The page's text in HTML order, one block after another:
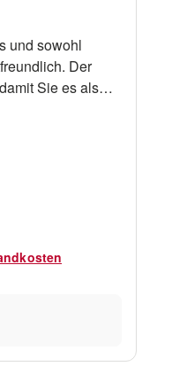
und sowohl
Der
Sie es als